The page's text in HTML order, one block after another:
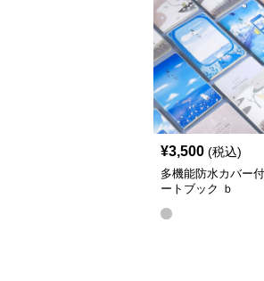
¥3,500 (税込)
多機能防水カバー
ートブック ｂ